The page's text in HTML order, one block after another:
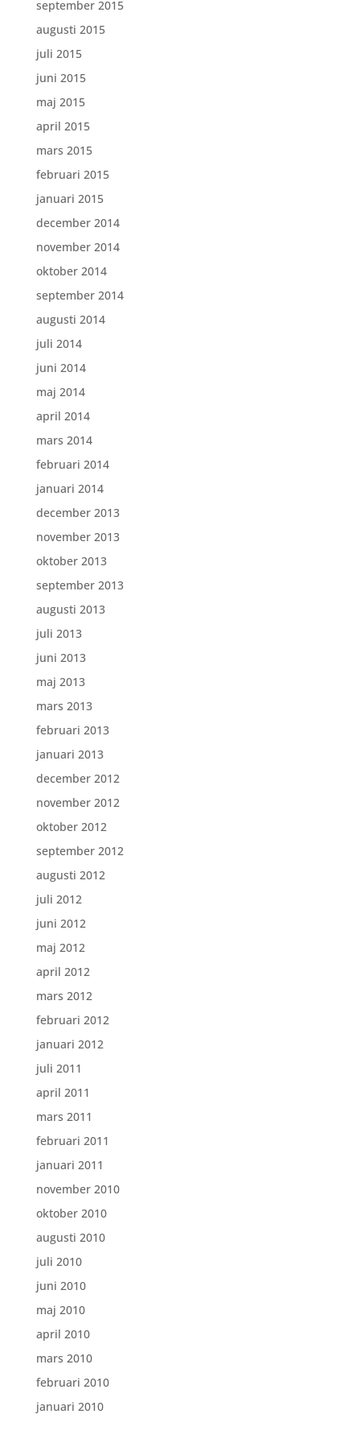
september 2015
augusti 2015
juli 2015
juni 2015
maj 2015
april 2015
mars 2015
februari 2015
januari 2015
december 2014
november 2014
oktober 2014
september 2014
augusti 2014
juli 2014
juni 2014
maj 2014
april 2014
mars 2014
februari 2014
januari 2014
december 2013
november 2013
oktober 2013
september 2013
augusti 2013
juli 2013
juni 2013
maj 2013
mars 2013
februari 2013
januari 2013
december 2012
november 2012
oktober 2012
september 2012
augusti 2012
juli 2012
juni 2012
maj 2012
april 2012
mars 2012
februari 2012
januari 2012
juli 2011
april 2011
mars 2011
februari 2011
januari 2011
november 2010
oktober 2010
augusti 2010
juli 2010
juni 2010
maj 2010
april 2010
mars 2010
februari 2010
januari 2010